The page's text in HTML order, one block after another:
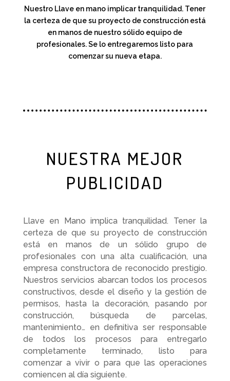
Nuestro Llave en mano implicar tranquilidad. Tener
la certeza de que su proyecto de construcción está
en manos de nuestro sólido equipo de
profesionales. Se lo entregaremos listo para
comenzar su nueva etapa.
NUESTRA MEJOR
PUBLICIDAD
Llave en Mano implica tranquilidad. Tener la
certeza de que su proyecto de construcción
está en manos de un sólido grupo de
profesionales con una alta cualificación, una
empresa constructora de reconocido prestigio.
Nuestros servicios abarcan todos los procesos
constructivos, desde el diseño y la gestión de
permisos, hasta la decoración, pasando por
construcción, búsqueda de parcelas,
mantenimiento… en definitiva ser responsable
de todos los procesos para entregarlo
completamente terminado, listo para
comenzar a vivir o para que las operaciones
comiencen al día siguiente.